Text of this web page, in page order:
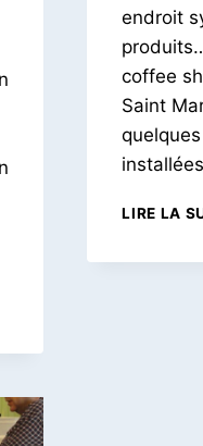
endroit
coffee
Saint
LIRE LA